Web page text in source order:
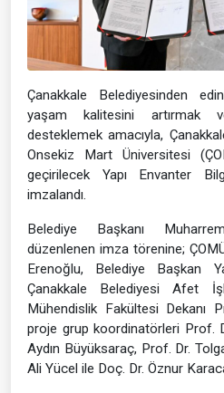
Çanakkale Belediyesinden
yaşam kalitesini artırmak
desteklemek amacıyla,
Onsekiz Mart Üniversitesi
geçirilecek Yapı Envanter
imzalandı.
Belediye Başkanı
düzenlenen imza törenine;
Erenoğlu, Belediye Başkan
Çanakkale Belediyesi Afet
Mühendislik Fakültesi Dekanı
proje grup koordinatörleri Prof.
Aydın Büyüksaraç, Prof. Dr.
Ali Yücel ile Doç. Dr. Öznur